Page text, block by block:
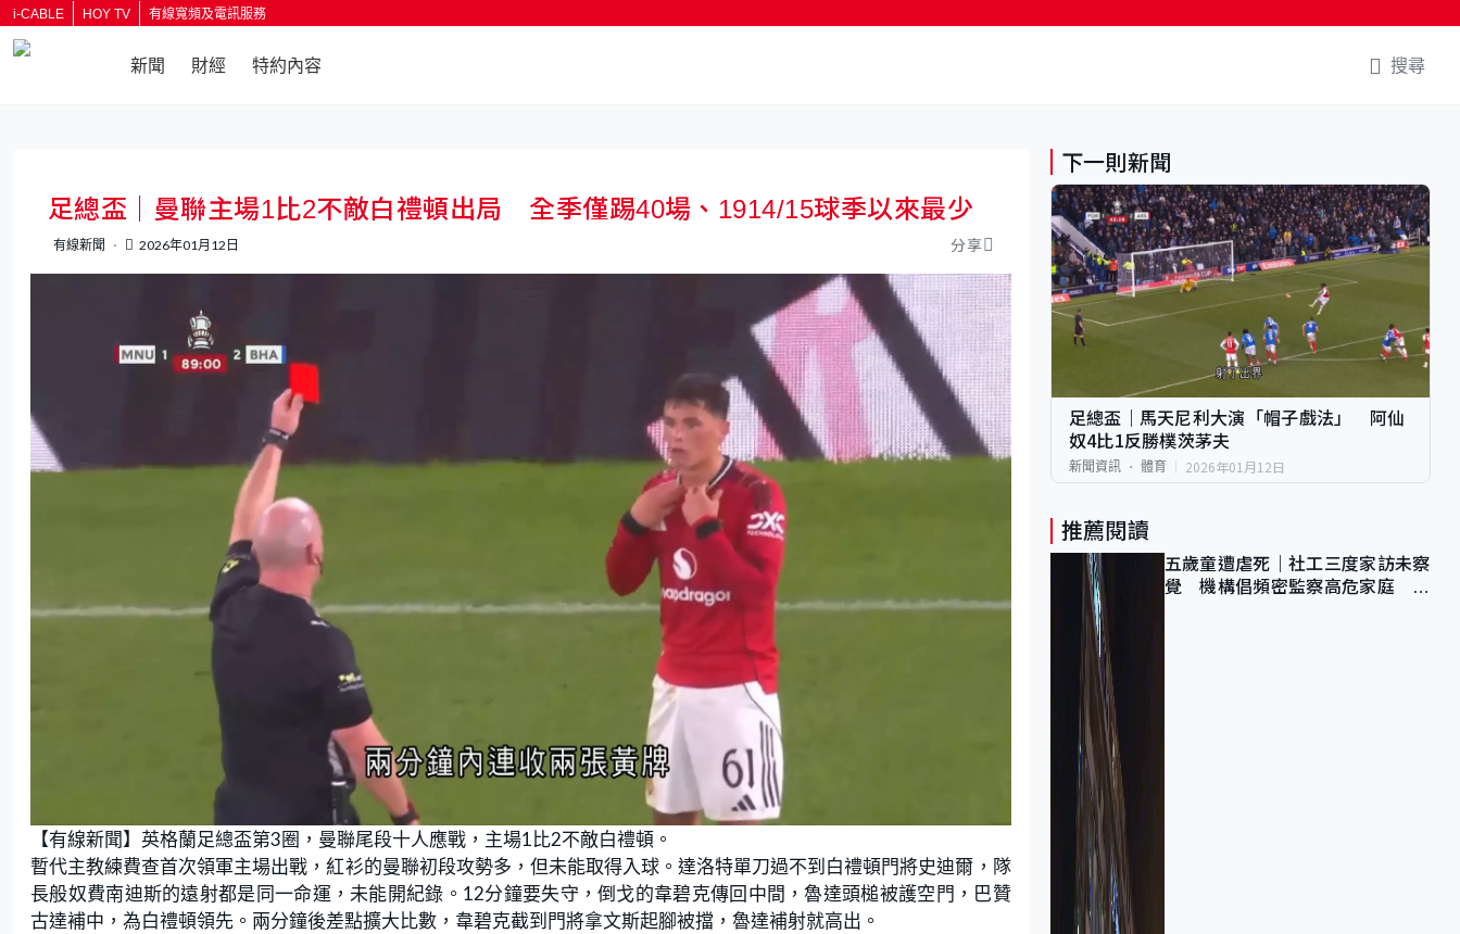
i-CABLE HOY TV 有線寬頻及電訊服務
新聞 財經 特約內容 搜尋
足總盃｜曼聯主場1比2不敵白禮頓出局 全季僅踢40場、1914/15球季以來最少
有線新聞 2026年01月12日 分享
【有線新聞】英格蘭足總盃第3圈，曼聯尾段十人應戰，主場1比2不敵白禮頓。
暫代主教練費查首次領軍主場出戰，紅衫的曼聯初段攻勢多，但未能取得入球。達洛特單刀過不到白禮頓門將史迪爾，隊
長般奴費南迪斯的遠射都是同一命運，未能開紀錄。12分鐘要失守，倒戈的韋碧克傳回中間，魯達頭槌被護空門，巴贊
古達補中，為白禮頓領先。兩分鐘後差點擴大比數，韋碧克截到門將拿文斯起腳被擋，魯達補射就高出。
下一則新聞
足總盃｜馬天尼利大演「帽子戲法」 阿仙
奴4比1反勝樸茨茅夫
新聞資訊 體育 2026年01月12日
推薦閱讀
五歲童遭虐死｜社工三度家訪未察
覺 機構倡頻密監察高危家庭 管